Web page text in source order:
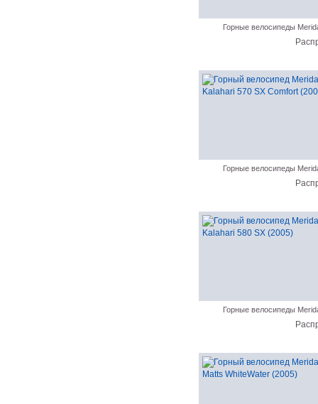
Горные велосипеды
Горные велосипеды
Горные велосипеды